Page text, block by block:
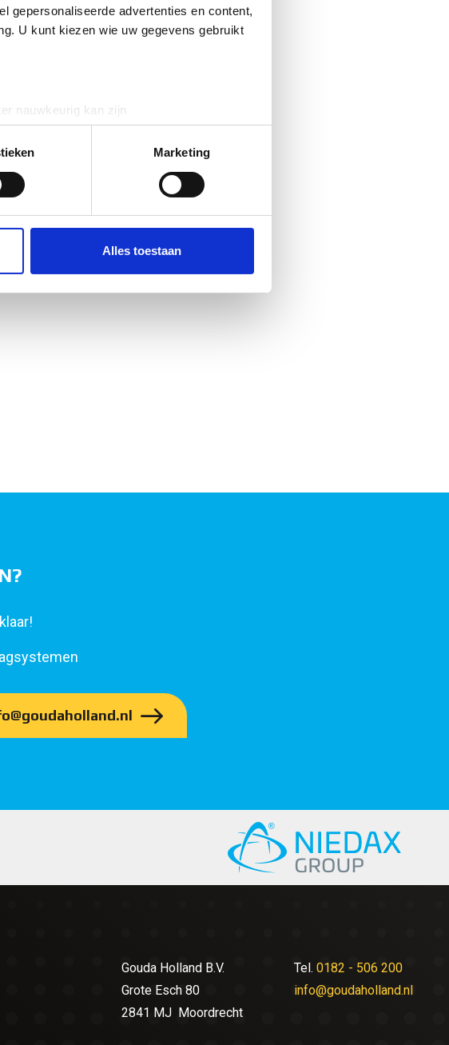
gepersonaliseerde advertenties en content,
U kunt kiezen wie uw gegevens gebruikt
nauwkeurig kan zijn
(fingerprinting)
in het
detailgedeeltein. U kunt uw
site met onze partners voor social
met andere informatie die u aan ze heeft
Marketing
Alles toestaan
Gouda Holland B.V.
Grote Esch 80
2841 MJ Moordrecht
Tel. 0182 - 506 200
info@goudaholland.nl